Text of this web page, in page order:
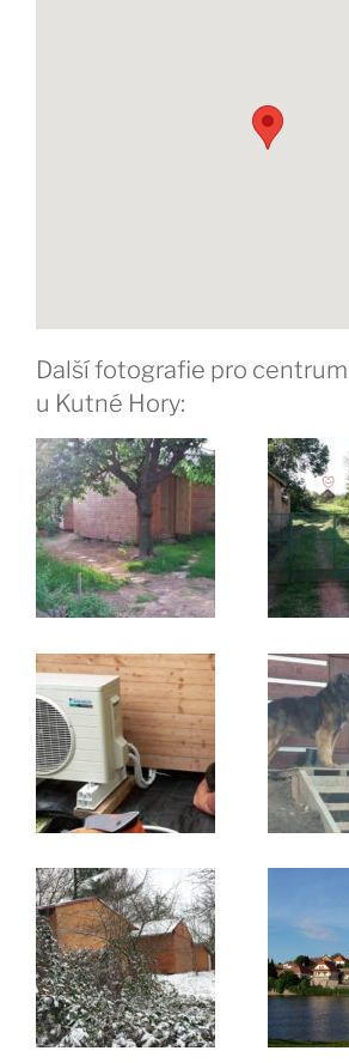
Další fotografie pro
u Kutné Hory: